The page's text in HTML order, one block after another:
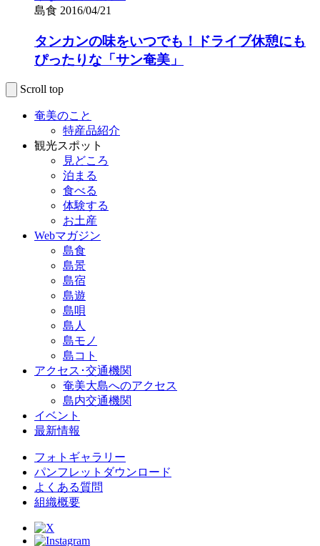
島食 2016/04/21
タンカンの味をいつでも！ドライブ休憩にも
ぴったりな「サン奄美」
Scroll top
奄美のこと
特産品紹介
観光スポット
見どころ
泊まる
食べる
体験する
お土産
Webマガジン
島食
島景
島宿
島遊
島唄
島人
島モノ
島コト
アクセス･交通機関
奄美大島へのアクセス
島内交通機関
イベント
最新情報
フォトギャラリー
パンフレットダウンロード
よくある質問
組織概要